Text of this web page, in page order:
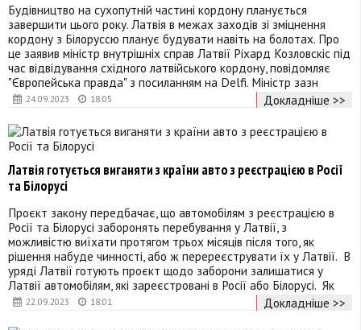
24.09.2023 18:05
Будівництво на сухопутній частині кордону планується
завершити цього року. Латвія в межах заходів зі зміцнення
кордону з Білоруссю планує будувати навіть на болотах. Про
це заявив міністр внутрішніх справ Латвії Ріхард Козловскіс під
час відвідування східного латвійського кордону, повідомляє
"Європейська правда" з посиланням на Delfi. Міністр зазн
Докладніше >>
22.09.2023 18:01
Латвія готується виганяти з країни авто з реєстрацією в Росії
та Білорусі
Проєкт закону передбачає, що автомобілям з реєстрацією в
Росії та Білорусі заборонять перебування у Латвії, з
можливістю виїхати протягом трьох місяців після того, як
рішення набуде чинності, або ж перереєструвати їх у Латвії. В
уряді Латвії готують проєкт щодо заборони залишатися у
Латвії автомобілям, які зареєстровані в Росії або Білорусі. Як
Докладніше >>